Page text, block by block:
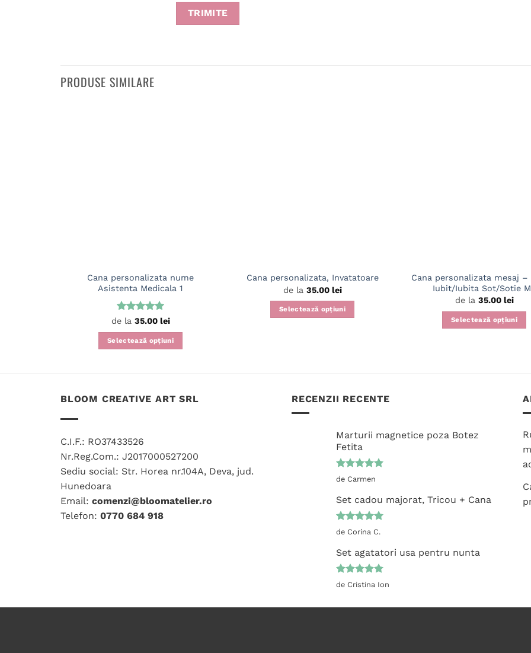
PRODUSE SIMILARE
Cana personalizata nume
Asistenta Medicala 1
Evaluat la
de la 35.00 lei
Selectează opțiuni
mai
Opțiunile
alese
pagina
produsului.
Cana personalizata, Invatatoare
de la 35.00 lei
Selectează opțiuni
Cana personalizata mesaj –
Iubit/Iubita Sot/Sotie
de la 35.00 lei
Selectează opțiuni
produsului.
BLOOM CREATIVE ART SRL
C.I.F.: RO37433526
Nr.Reg.Com.: J2017000527200
Sediu social: Str. Horea nr.104A, Deva, jud.
Hunedoara
Email: comenzi@bloomatelier.ro
Telefon: 0770 684 918
RECENZII RECENTE
Marturii magnetice poza Botez
Fetita
Evaluat la
de Carmen
Set cadou majorat, Tricou + Cana
Evaluat la
de Corina C.
Set agatatori usa pentru nunta
Evaluat la
de Cristina Ion